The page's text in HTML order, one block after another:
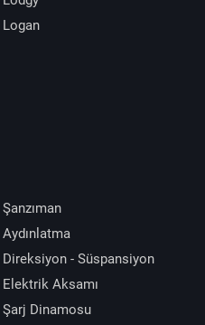
Logan
Şanzıman
Aydınlatma
Direksiyon - Süspansiyon
Elektrik Aksamı
Şarj Dinamosu